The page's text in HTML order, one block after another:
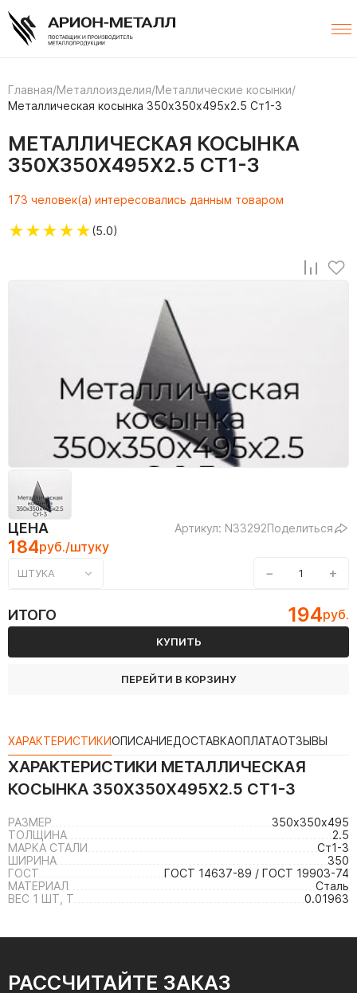
Главная/Металлоизделия/Металлические косынки/
Металлическая косынка 350х350х495х2.5 Ст1-3
МЕТАЛЛИЧЕСКАЯ КОСЫНКА
350Х350Х495Х2.5 СТ1-3
173 человек(а) интересовались данным товаром
★★★★★(5.0)
ЦЕНА Артикул: N33292Поделиться
184руб./штуку
ШТУКА − +
ИТОГО 194руб.
КУПИТЬ
ПЕРЕЙТИ В КОРЗИНУ
ХАРАКТЕРИСТИКИОПИСАНИЕДОСТАВКАОПЛАТАОТЗЫВЫ
ХАРАКТЕРИСТИКИ МЕТАЛЛИЧЕСКАЯ
КОСЫНКА 350Х350Х495Х2.5 СТ1-3
РАЗМЕР
350х350х495
ТОЛЩИНА
2.5
МАРКА СТАЛИ
Ст1-3
ШИРИНА
350
ГОСТ
ГОСТ 14637-89 / ГОСТ 19903-74
МАТЕРИАЛ
Сталь
ВЕС 1 ШТ, Т
0.01963
РАССЧИТАЙТЕ ЗАКАЗ